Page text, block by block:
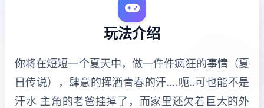
玩法介绍
你将在短短一个夏天中，做一件件疯狂的事情（夏
日传说），肆意的挥洒青春的汗….呃..可也能不是
汗水 主角的老爸挂掉了，而家里还欠着巨大的外